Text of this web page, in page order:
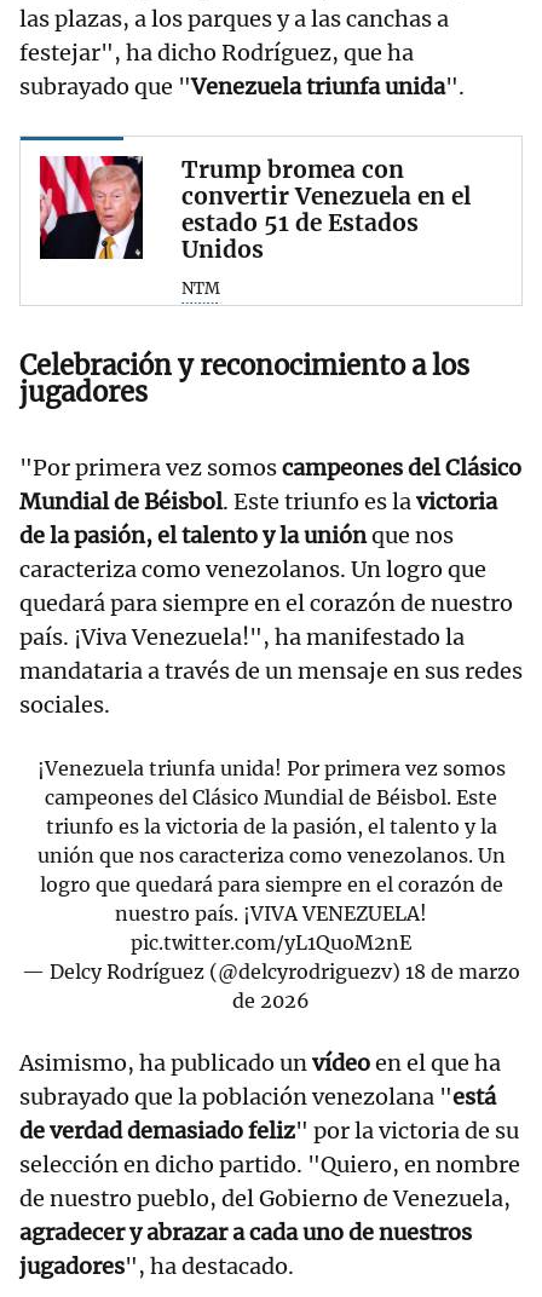
las plazas, a los parques y a las canchas a
festejar", ha dicho Rodríguez, que ha
subrayado que "Venezuela triunfa unida".
Trump bromea con
convertir Venezuela en el
estado 51 de Estados
Unidos
NTM
Celebración y reconocimiento a los
jugadores
"Por primera vez somoscampeones del Clásico
Mundial de Béisbol. Este triunfo es lavictoria
de la pasión, el talento y la uniónque nos
caracteriza como venezolanos. Un logro que
quedará para siempre en el corazón de nuestro
país. ¡Viva Venezuela!", ha manifestado la
mandataria a través de un mensaje en sus redes
sociales.
¡Venezuela triunfa unida! Por primera vez somos
campeones del Clásico Mundial de Béisbol. Este
triunfo es la victoria de la pasión, el talento y la
unión que nos caracteriza como venezolanos. Un
logro que quedará para siempre en el corazón de
nuestro país. ¡VIVA VENEZUELA!
pic.twitter.com/yL1QuoM2nE
— Delcy Rodríguez (@delcyrodriguezv) 18 de marzo
de 2026
Asimismo, ha publicado unvídeoen el que ha
subrayado que la población venezolana "está
de verdad demasiado feliz" por la victoria de su
selección en dicho partido. "Quiero, en nombre
de nuestro pueblo, del Gobierno de Venezuela,
agradecer y abrazar a cada uno de nuestros
jugadores", ha destacado.